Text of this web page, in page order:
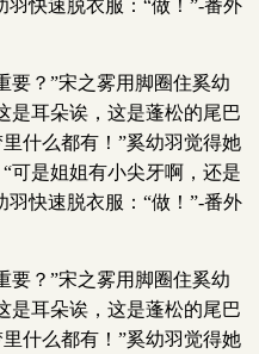
羽快速脱衣服：“做！”-番外
要？”宋之雾用脚圈住奚幼
是耳朵诶，这是蓬松的尾巴
什么都有！”奚幼羽觉得她
可是姐姐有小尖牙啊，还是
羽快速脱衣服：“做！”-番外
要？”宋之雾用脚圈住奚幼
是耳朵诶，这是蓬松的尾巴
什么都有！”奚幼羽觉得她